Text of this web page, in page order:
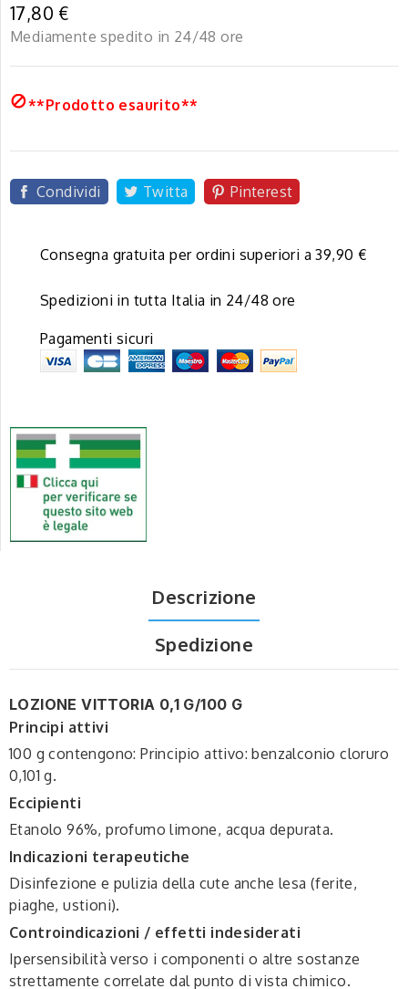
17,80 €
Mediamente spedito in 24/48 ore
**Prodotto esaurito**
Condividi Twitta Pinterest
Consegna gratuita per ordini superiori a 39,90 €
Spedizioni in tutta Italia in 24/48 ore
Pagamenti sicuri
Descrizione
Spedizione
LOZIONE VITTORIA 0,1 G/100 G
Principi attivi
100 g contengono: Principio attivo: benzalconio cloruro
0,101 g.
Eccipienti
Etanolo 96%, profumo limone, acqua depurata.
Indicazioni terapeutiche
Disinfezione e pulizia della cute anche lesa (ferite,
piaghe, ustioni).
Controindicazioni / effetti indesiderati
Ipersensibilità verso i componenti o altre sostanze
strettamente correlate dal punto di vista chimico.